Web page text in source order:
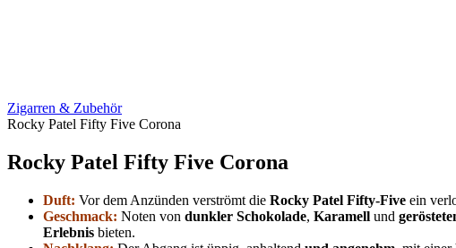
Zigarren & Zubehör
Rocky Patel Fifty Five Corona
Rocky Patel Fifty Five Corona
Duft: Vor dem Anzünden verströmt die Rocky Patel Fifty-Five ein
Geschmack: Noten von dunkler Schokolade, Karamell und
Erlebnis bieten.